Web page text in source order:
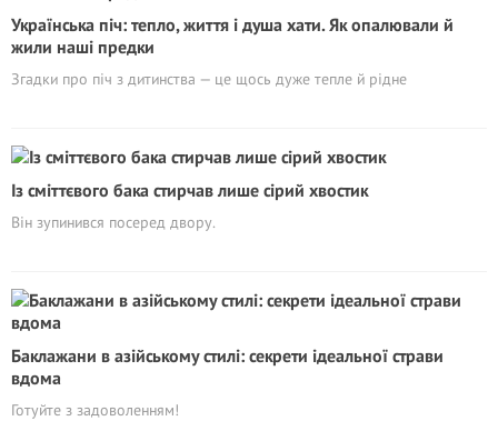
Українська піч: тепло, життя і душа хати. Як опалювали й
жили наші предки
Згадки про піч з дитинства — це щось дуже тепле й рідне
Із сміттєвого бака стирчав лише сірий хвостик
Він зупинився посеред двору.
Баклажани в азійському стилі: секрети ідеальної страви
вдома
Готуйте з задоволенням!